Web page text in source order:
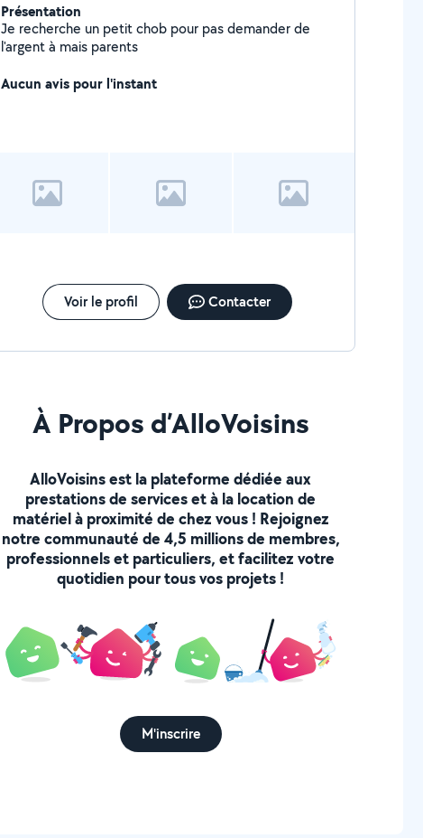
Présentation
Je recherche un petit chob pour pas demander de
l'argent à mais parents
Aucun avis pour l'instant
Voir le profil Contacter
À Propos d’AlloVoisins
AlloVoisins est la plateforme dédiée aux
prestations de services et à la location de
matériel à proximité de chez vous ! Rejoignez
notre communauté de 4,5 millions de membres,
professionnels et particuliers, et facilitez votre
quotidien pour tous vos projets !
M'inscrire